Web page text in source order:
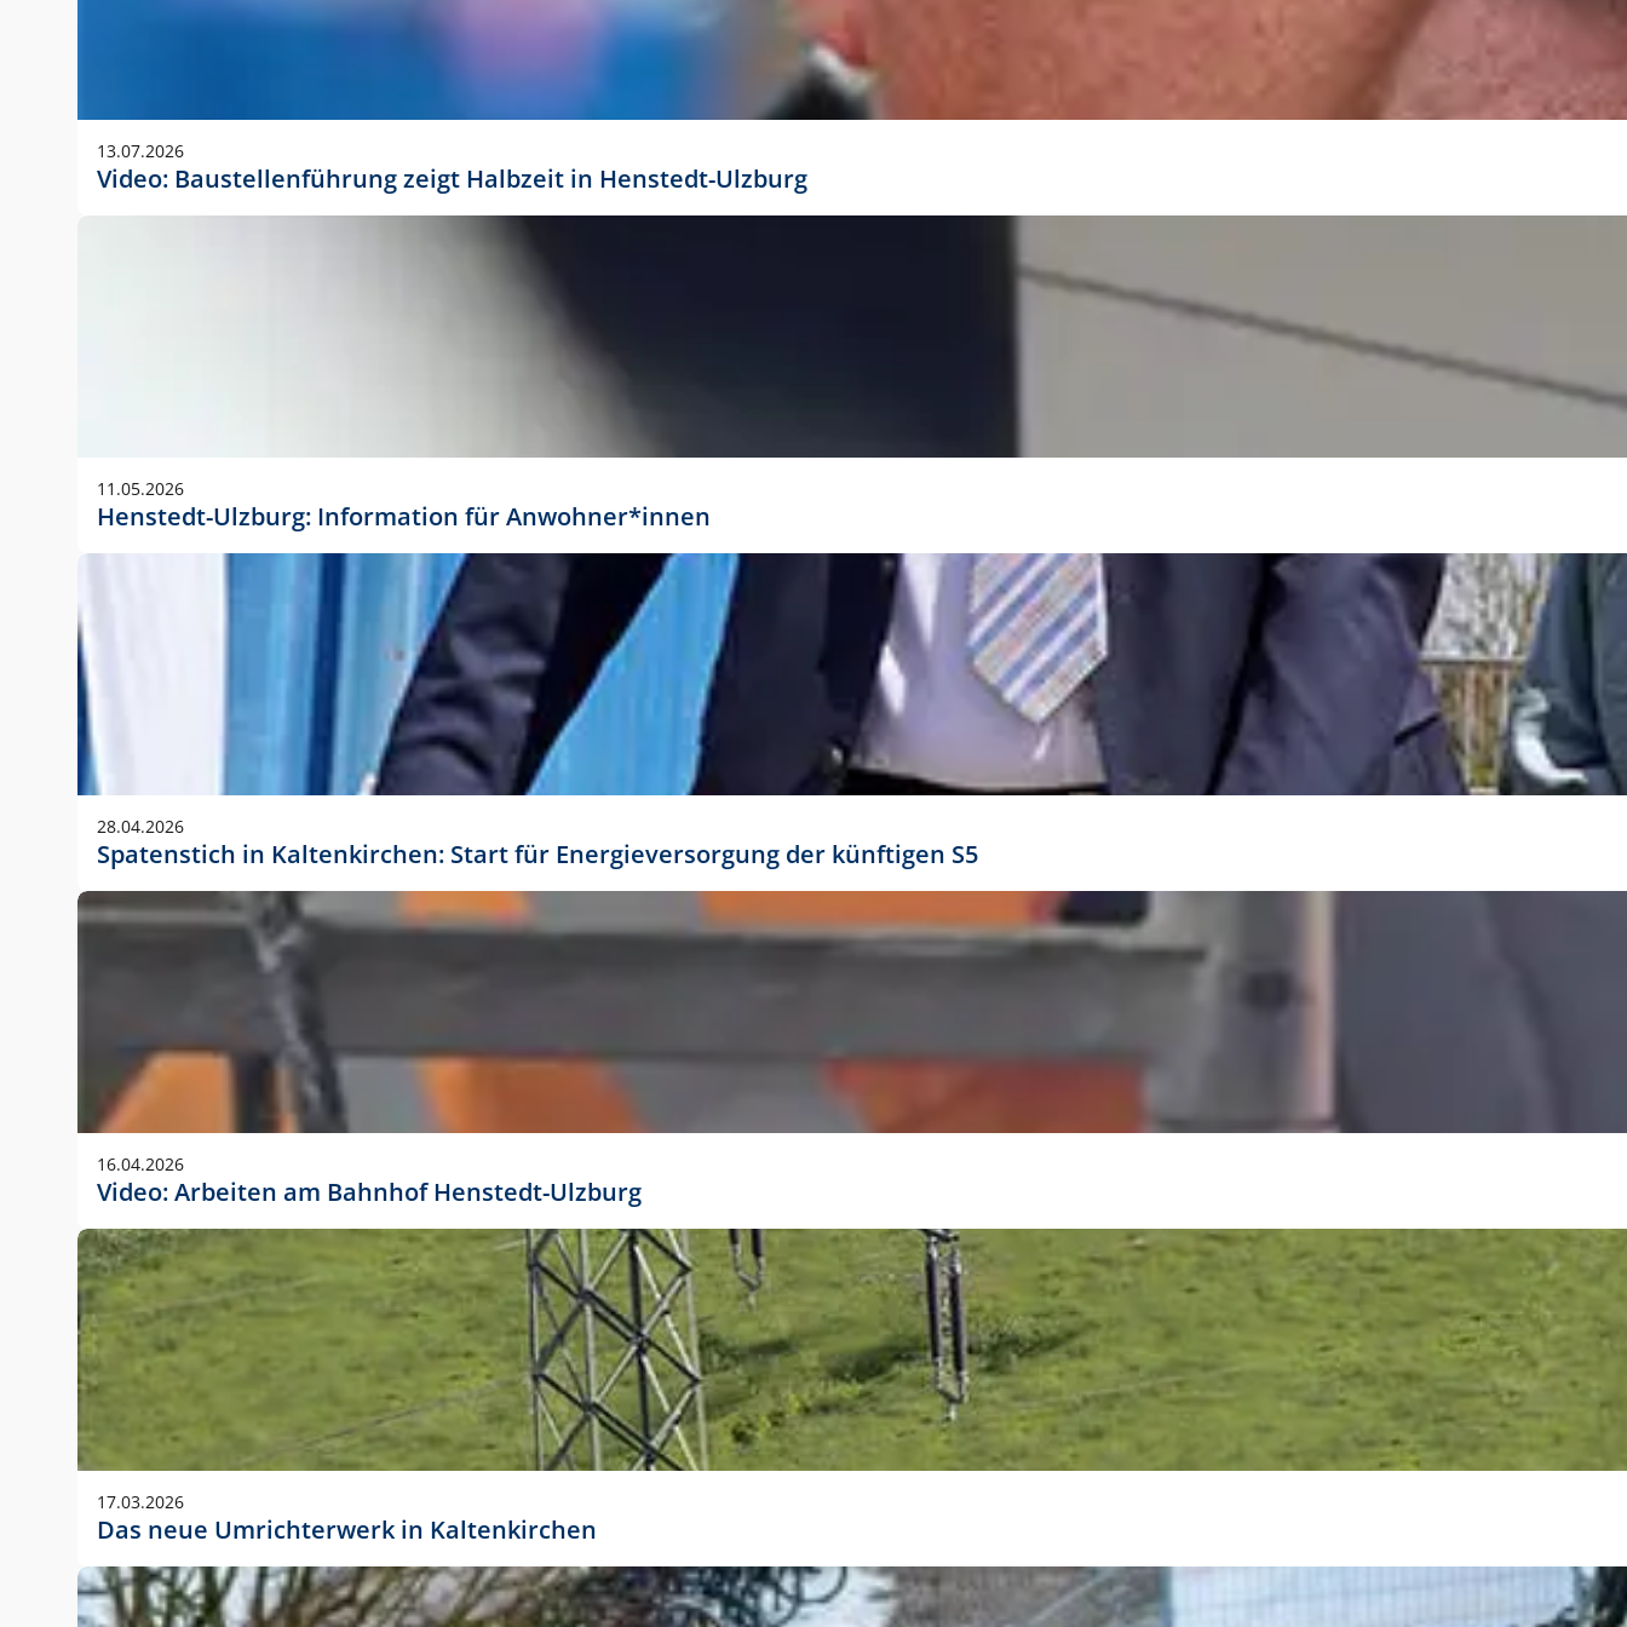
Anwendungsgröße im Layout:
Die Logohöhe beträgt 4 – 10 % der jeweiligen Formathöhe. Daraus ergeben sich für gängige Formate
folgende fest definierte Anwendungsgrößen im Layout:
DIN A3 – 15 mm hoch (5 %)
DIN A1 – 39 mm hoch (5 %)
DIN lang – 10 mm hoch (5 %)
1080 x 1080 px – 78 px hoch (7 %)
In Ausnahmefällen darf das Logo jedoch auch größer oder kleiner gesetzt werden. Dazu bedarf es jedoch
stets der vorherigen Absprache mit der Marketingabteilung.
13.07.2026
Video: Baustellenführung zeigt Halbzeit in Henstedt-Ulzburg
11.05.2026
Henstedt-Ulzburg: Information für Anwohner*innen
28.04.2026
Spatenstich in Kaltenkirchen: Start für Energieversorgung der künftigen S5
16.04.2026
Video: Arbeiten am Bahnhof Henstedt-Ulzburg
17.03.2026
Das neue Umrichterwerk in Kaltenkirchen